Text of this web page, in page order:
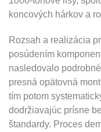
koncových hárkov a
Rozsah a realizácia
posúdením
nasledovalo
presná opätovná
tím potom
dodržiavajúc prísne
štandardy. Proces